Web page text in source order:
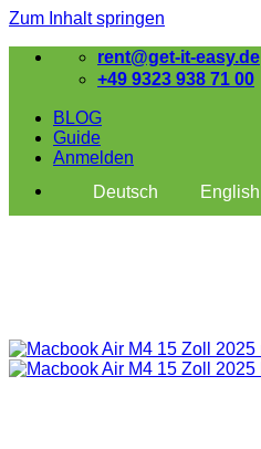
Zum Inhalt springen
rent@get-it-easy.de
+49 9323 938 71 00
BLOG
Guide
Anmelden
Deutsch
English